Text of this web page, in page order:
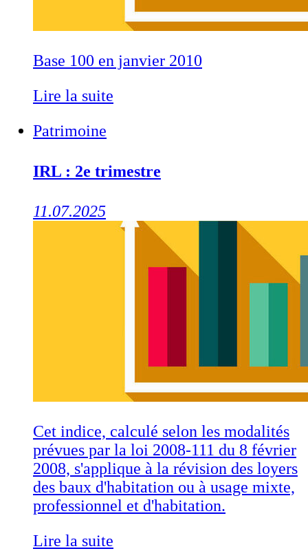
Base 100 en janvier 2010
Lire la suite
Patrimoine
IRL : 2e trimestre
11.07.2025
Cet indice, calculé selon les modalités
prévues par la loi 2008-111 du 8 février
2008, s'applique à la révision des loyers
des baux d'habitation ou à usage mixte,
professionnel et d'habitation.
Lire la suite